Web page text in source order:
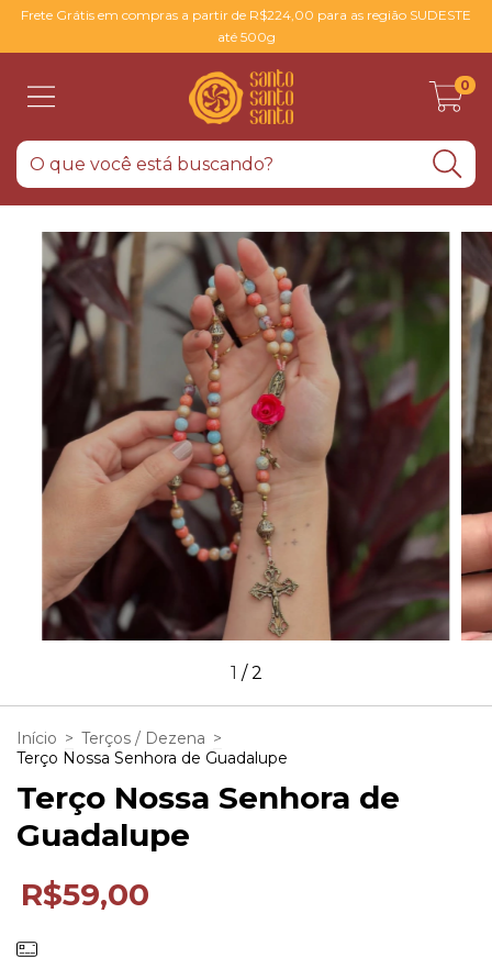
Frete Grátis em compras a partir de R$224,00 para as região SUDESTE
até 500g
0
1 /2
Início > Terços / Dezena >
Terço Nossa Senhora de Guadalupe
Terço Nossa Senhora de
Guadalupe
R$59,00